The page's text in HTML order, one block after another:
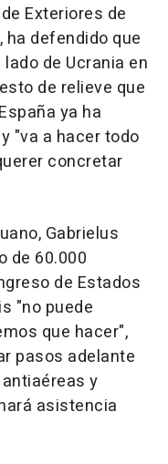
Exteriores de
ha defendido que
de Ucrania en
de relieve que
ya ha
"va a hacer todo
concretar
Gabrielus
de 60.000
de Estados
"no puede
que hacer",
pasos adelante
y
asistencia